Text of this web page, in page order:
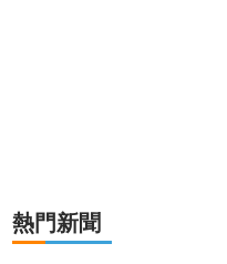
熱門新聞